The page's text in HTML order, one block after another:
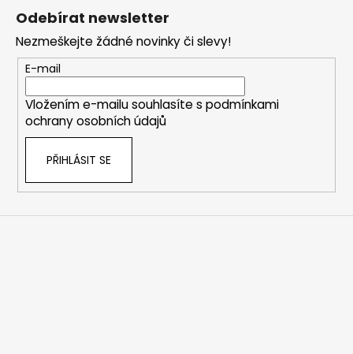
Odebírat newsletter
Nezmeškejte žádné novinky či slevy!
E-mail
Vložením e-mailu souhlasíte s podmínkami
ochrany osobních údajů
PŘIHLÁSIT SE